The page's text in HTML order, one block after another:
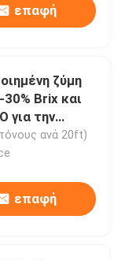
επαφή
ζύμη
Brix και
για την
ανά 20ft)
επαφή